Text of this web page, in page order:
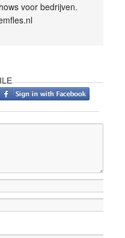
voor bedrijven.